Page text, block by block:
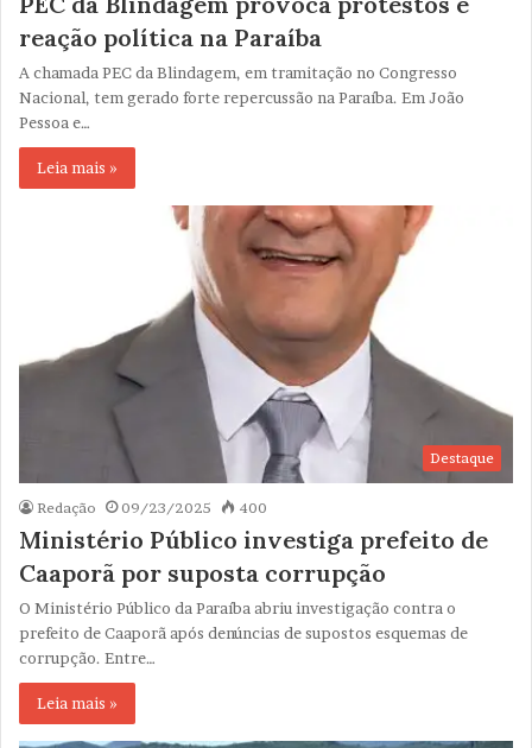
reação política na Paraíba
A chamada PEC da Blindagem, em tramitação no Congresso
Nacional, tem gerado forte repercussão na Paraíba. Em João
Pessoa e…
Leia mais »
Destaque
Redação 09/23/2025 400
Ministério Público investiga prefeito de
Caaporã por suposta corrupção
O Ministério Público da Paraíba abriu investigação contra o
prefeito de Caaporã após denúncias de supostos esquemas de
corrupção. Entre…
Leia mais »